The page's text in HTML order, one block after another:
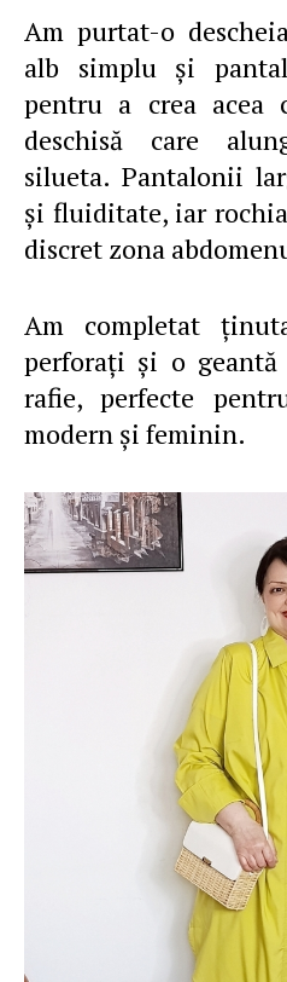
Am purtat-o
alb simplu şi
pentru a crea acea
deschisă care
silueta. Pantalonii
şi fluiditate, iar rochia
discret zona
Am completat
perforaţi şi o
rafie, perfecte
modern şi feminin.